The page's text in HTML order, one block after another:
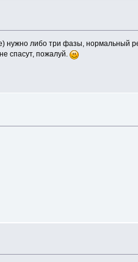
либо три фазы, нормальный
спасут, пожалуй.